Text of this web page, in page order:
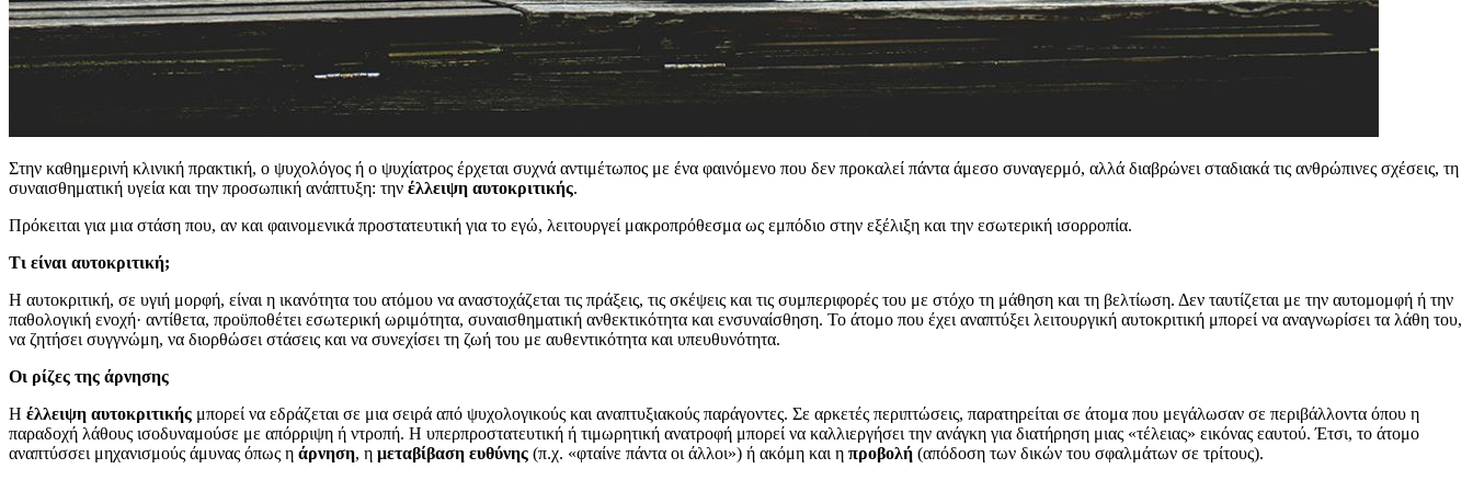
Στην καθημερινή κλινική πρακτική, ο ψυχολόγος ή ο ψυχίατρος έρχεται συχνά αντιμέτωπος με ένα φαινόμενο που δεν προκαλεί πάντα άμεσο συναγερμό, αλλά διαβρώνει σταδιακά τις ανθρώπινες σχέσεις, τη
συναισθηματική υγεία και την προσωπική ανάπτυξη: την έλλειψη αυτοκριτικής.
Πρόκειται για μια στάση που, αν και φαινομενικά προστατευτική για το εγώ, λειτουργεί μακροπρόθεσμα ως εμπόδιο στην εξέλιξη και την εσωτερική ισορροπία.
Τι είναι αυτοκριτική;
Η αυτοκριτική, σε υγιή μορφή, είναι η ικανότητα του ατόμου να αναστοχάζεται τις πράξεις, τις σκέψεις και τις συμπεριφορές του με στόχο τη μάθηση και τη βελτίωση. Δεν ταυτίζεται με την αυτομομφή ή την
παθολογική ενοχή· αντίθετα, προϋποθέτει εσωτερική ωριμότητα, συναισθηματική ανθεκτικότητα και ενσυναίσθηση. Το άτομο που έχει αναπτύξει λειτουργική αυτοκριτική μπορεί να αναγνωρίσει τα λάθη του,
να ζητήσει συγγνώμη, να διορθώσει στάσεις και να συνεχίσει τη ζωή του με αυθεντικότητα και υπευθυνότητα.
Οι ρίζες της άρνησης
Η έλλειψη αυτοκριτικής μπορεί να εδράζεται σε μια σειρά από ψυχολογικούς και αναπτυξιακούς παράγοντες. Σε αρκετές περιπτώσεις, παρατηρείται σε άτομα που μεγάλωσαν σε περιβάλλοντα όπου η
παραδοχή λάθους ισοδυναμούσε με απόρριψη ή ντροπή. Η υπερπροστατευτική ή τιμωρητική ανατροφή μπορεί να καλλιεργήσει την ανάγκη για διατήρηση μιας «τέλειας» εικόνας εαυτού. Έτσι, το άτομο
αναπτύσσει μηχανισμούς άμυνας όπως η άρνηση, η μεταβίβαση ευθύνης (π.χ. «φταίνε πάντα οι άλλοι») ή ακόμη και η προβολή (απόδοση των δικών του σφαλμάτων σε τρίτους).